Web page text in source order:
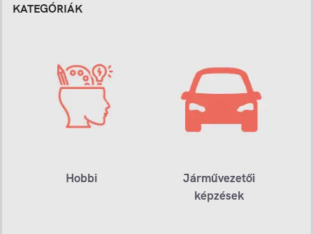
KATEGÓRIÁK
Hobbi
Járművezetői
képzések